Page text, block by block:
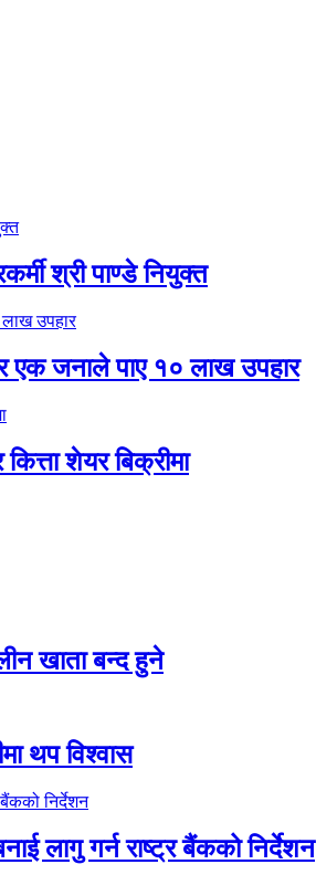
श्री पाण्डे नियुक्त
एक जनाले पाए १० लाख उपहार
शेयर बिक्रीमा
खाता बन्द हुने
थप विश्वास
लागु गर्न राष्ट्र बैंकको निर्देशन